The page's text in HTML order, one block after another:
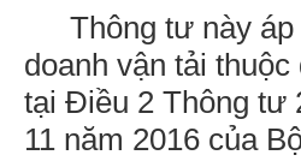
Thông tư này
doanh vận tải
tại Điều 2 Thông tư
11 năm 2016 của